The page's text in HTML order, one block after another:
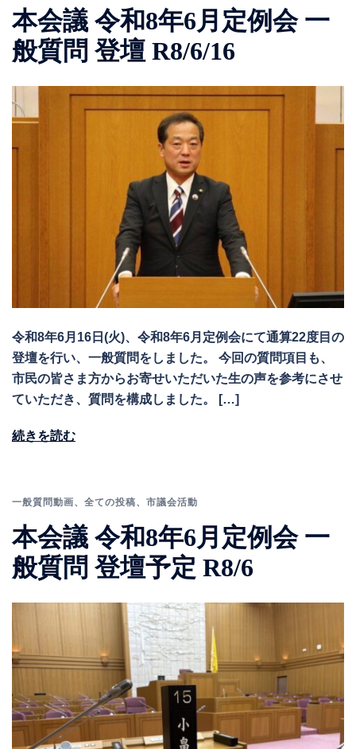
本会議 令和8年6月定例会 一
般質問 登壇 R8/6/16
令和8年6月16日(火)、令和8年6月定例会にて通算22度目の
登壇を行い、一般質問をしました。 今回の質問項目も、
市民の皆さま方からお寄せいただいた生の声を参考にさせ
ていただき、質問を構成しました。 […]
続きを読む
一般質問動画、 全ての投稿、 市議会活動
本会議 令和8年6月定例会 一
般質問 登壇予定 R8/6